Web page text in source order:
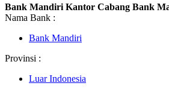
Bank Mandiri Kantor Cabang Bank
Nama Bank :
Bank Mandiri
Provinsi :
Luar Indonesia